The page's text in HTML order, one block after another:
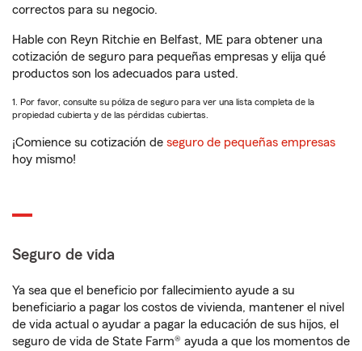
correctos para su negocio.
Hable con Reyn Ritchie en Belfast, ME para obtener una
cotización de seguro para pequeñas empresas y elija qué
productos son los adecuados para usted.
1. Por favor, consulte su póliza de seguro para ver una lista completa de la
propiedad cubierta y de las pérdidas cubiertas.
¡Comience su cotización de seguro de pequeñas empresas
hoy mismo!
Seguro de vida
Ya sea que el beneficio por fallecimiento ayude a su
beneficiario a pagar los costos de vivienda, mantener el nivel
de vida actual o ayudar a pagar la educación de sus hijos, el
seguro de vida de State Farm® ayuda a que los momentos de